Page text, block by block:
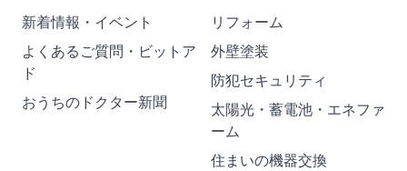
新着情報・イベント
よくあるご質問・ビットア
ド
おうちのドクター新聞
リフォーム
外壁塗装
防犯セキュリティ
太陽光・蓄電池・エネファ
ーム
住まいの機器交換